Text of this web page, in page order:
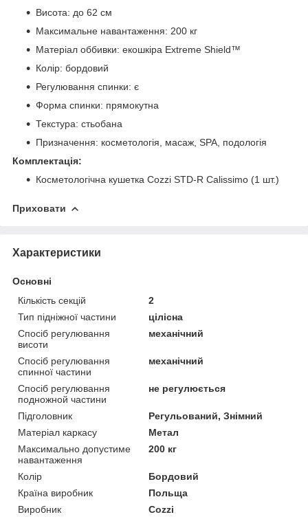
Висота: до 62 см
Максимальне навантаження: 200 кг
Матеріал оббивки: екошкіра Extreme Shield™
Колір: бордовий
Регулювання спинки: є
Форма спинки: прямокутна
Текстура: стьобана
Призначення: косметологія, масаж, SPA, подологія
Комплектація:
Косметологічна кушетка Cozzi STD-R Calissimo (1 шт.)
Приховати
Характеристики
Основні
Кількість секцій
2
Тип підніжної частини
цілісна
Спосіб регулювання
висоти
механічний
Спосіб регулювання
спинної частини
механічний
Спосіб регулювання
подножной частини
не регулюється
Підголовник
Регульований, Знімний
Матеріал каркасу
Метал
Максимально допустиме
навантаження
200 кг
Колір
Бордовий
Країна виробник
Польща
Виробник
Cozzi